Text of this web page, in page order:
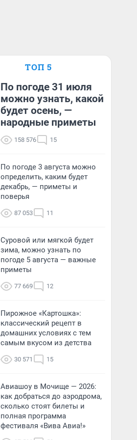
ТОП 5
По погоде 31 июля
можно узнать, какой
будет осень, —
народные приметы
158 576 15
По погоде 3 августа можно
определить, каким будет
декабрь, — приметы и
поверья
87 053 11
Суровой или мягкой будет
зима, можно узнать по
погоде 5 августа — важные
приметы
77 669 12
Пирожное «Картошка»:
классический рецепт в
домашних условиях с тем
самым вкусом из детства
30 571 15
Авиашоу в Мочище — 2026:
как добраться до аэродрома,
сколько стоят билеты и
полная программа
фестиваля «Вива Авиа!»